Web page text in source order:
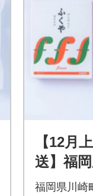
【12月
送】福
ふくや
福岡県川崎